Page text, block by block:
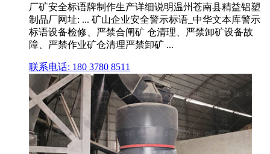
厂矿安全标语牌制作生产详细说明温州苍南县精益铝塑
制品厂网址: ... 矿山企业安全警示标语_中华文本库警示
标语设备检修、严禁合闸矿 仓清理、严禁卸矿设备故
障、严禁作业矿仓清理严禁卸矿 ...
联系电话: 180 3780 8511